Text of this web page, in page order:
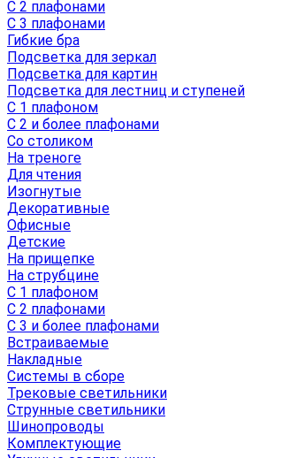
С 2 плафонами
С 3 плафонами
Гибкие бра
Подсветка для зеркал
Подсветка для картин
Подсветка для лестниц и ступеней
С 1 плафоном
С 2 и более плафонами
Со столиком
На треноге
Для чтения
Изогнутые
Декоративные
Офисные
Детские
На прищепке
На струбцине
С 1 плафоном
С 2 плафонами
С 3 и более плафонами
Встраиваемые
Накладные
Системы в сборе
Трековые светильники
Струнные светильники
Шинопроводы
Комплектующие